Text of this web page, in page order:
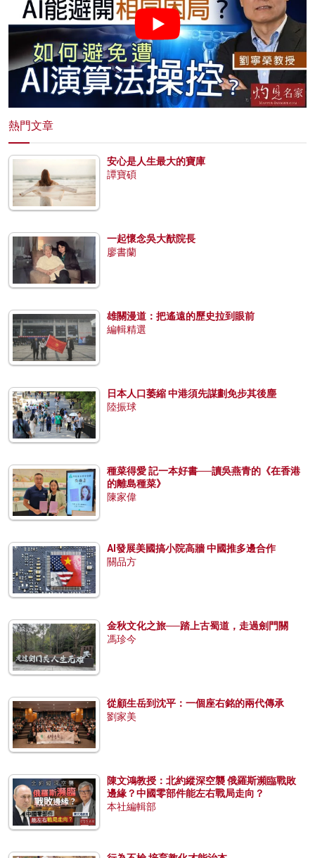
熱門文章
安心是人生最大的寶庫
譚寶碩
一起懷念吳大猷院長
廖書蘭
雄關漫道：把遙遠的歷史拉到眼前
編輯精選
日本人口萎縮 中港須先謀劃免步其後塵
陸振球
種菜得愛 記一本好書──讀吳燕青的《在香港
的離島種菜》
陳家偉
AI發展美國搞小院高牆 中國推多邊合作
關品方
金秋文化之旅──踏上古蜀道，走過劍門關
馮珍今
從顧生岳到沈平：一個座右銘的兩代傳承
劉家美
陳文鴻教授：北約縱深空襲 俄羅斯瀕臨戰敗
邊緣？中國零部件能左右戰局走向？
本社編輯部